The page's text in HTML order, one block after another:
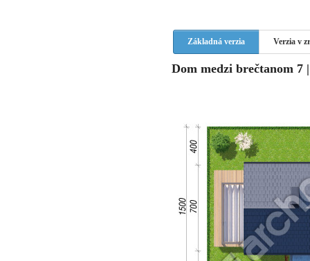
Základná verzia Verzia v
Dom medzi brečtanom 7